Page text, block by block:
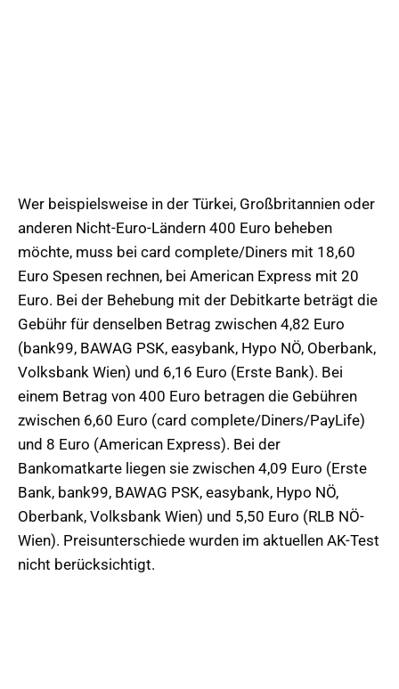
Wer beispielsweise in der Türkei, Großbritannien oder
anderen Nicht-Euro-Ländern 400 Euro beheben
möchte, muss bei card complete/Diners mit 18,60
Euro Spesen rechnen, bei American Express mit 20
Euro. Bei der Behebung mit der Debitkarte beträgt die
Gebühr für denselben Betrag zwischen 4,82 Euro
(bank99, BAWAG PSK, easybank, Hypo NÖ, Oberbank,
Volksbank Wien) und 6,16 Euro (Erste Bank). Bei
einem Betrag von 400 Euro betragen die Gebühren
zwischen 6,60 Euro (card complete/Diners/PayLife)
und 8 Euro (American Express). Bei der
Bankomatkarte liegen sie zwischen 4,09 Euro (Erste
Bank, bank99, BAWAG PSK, easybank, Hypo NÖ,
Oberbank, Volksbank Wien) und 5,50 Euro (RLB NÖ-
Wien). Preisunterschiede wurden im aktuellen AK-Test
nicht berücksichtigt.